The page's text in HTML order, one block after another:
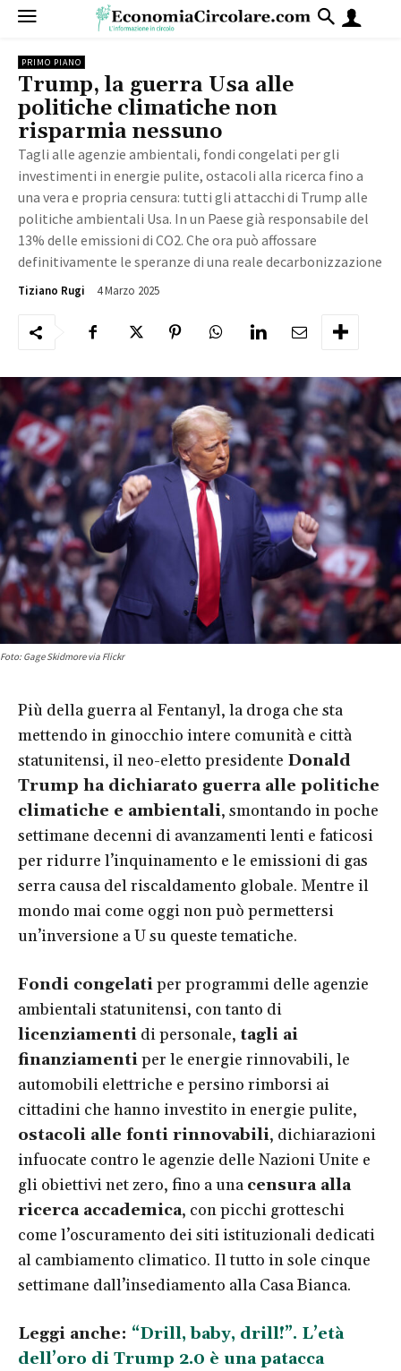
PRIMO PIANO
Trump, la guerra Usa alle
politiche climatiche non
risparmia nessuno
Tagli alle agenzie ambientali, fondi congelati per gli
investimenti in energie pulite, ostacoli alla ricerca fino a
una vera e propria censura: tutti gli attacchi di Trump alle
politiche ambientali Usa. In un Paese già responsabile del
13% delle emissioni di CO2. Che ora può affossare
definitivamente le speranze di una reale decarbonizzazione
Tiziano Rugi 4 Marzo 2025
Foto: Gage Skidmore via Flickr
Più della guerra al Fentanyl, la droga che sta
mettendo in ginocchio intere comunità e città
statunitensi, il neo-eletto presidente Donald
Trump ha dichiarato guerra alle politiche
climatiche e ambientali, smontando in poche
settimane decenni di avanzamenti lenti e faticosi
per ridurre l’inquinamento e le emissioni di gas
serra causa del riscaldamento globale. Mentre il
mondo mai come oggi non può permettersi
un’inversione a U su queste tematiche.
Fondi congelatiper programmi delle agenzie
ambientali statunitensi, con tanto di
licenziamenti di personale, tagli ai
finanziamentiper le energie rinnovabili, le
automobili elettriche e persino rimborsi ai
cittadini che hanno investito in energie pulite,
ostacoli alle fonti rinnovabili, dichiarazioni
infuocate contro le agenzie delle Nazioni Unite e
gli obiettivi net zero, fino a una censura alla
ricerca accademica, con picchi grotteschi
come l’oscuramento dei siti istituzionali dedicati
al cambiamento climatico. Il tutto in sole cinque
settimane dall’insediamento alla Casa Bianca.
Leggi anche: “Drill, baby, drill!”. L’età
dell’oro di Trump 2.0 è una patacca